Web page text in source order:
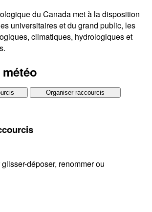
du Canada met à la disposition
universitaires et du grand public, les
climatiques, hydrologiques et
Organiser raccourcis
déposer, renommer ou